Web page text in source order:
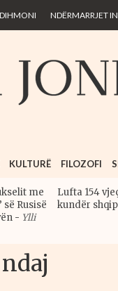
NDËRMARRJET
KULTURË FILOZOFI
me
Rusisë
- Ylli
Lufta 154
kundër